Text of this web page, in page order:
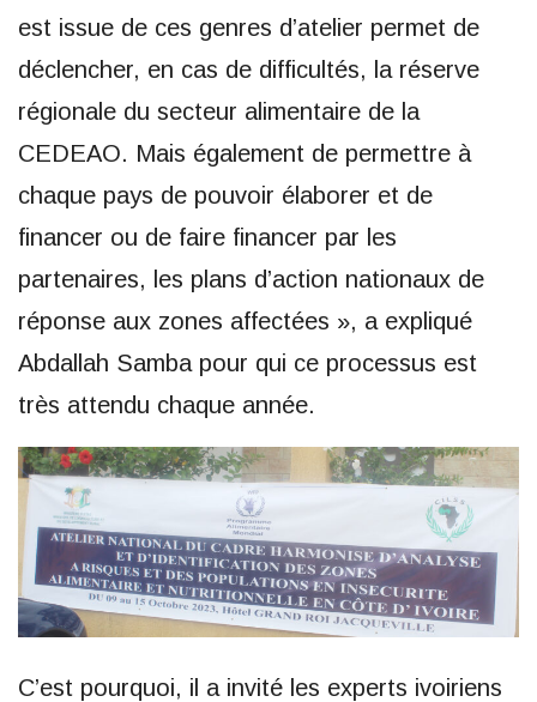
est issue de ces genres d’atelier permet de
déclencher, en cas de difficultés, la réserve
régionale du secteur alimentaire de la
CEDEAO. Mais également de permettre à
chaque pays de pouvoir élaborer et de
financer ou de faire financer par les
partenaires, les plans d’action nationaux de
réponse aux zones affectées », a expliqué
Abdallah Samba pour qui ce processus est
très attendu chaque année.
C’est pourquoi, il a invité les experts ivoiriens